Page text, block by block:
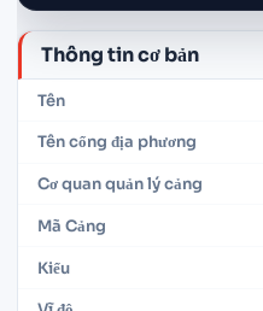
Thông tin cơ bản
Tên
Tên cổng địa phương
Cơ quan quản lý cảng
Mã Cảng
Kiểu